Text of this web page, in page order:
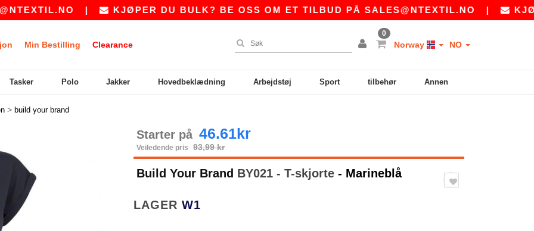
| KJØPER DU BULK? BE OSS OM ET TILBUD PÅSALES@NTEXTIL.NO| KJØPER DU
Min Bestilling Clearance
0
Norway NO
Tasker Polo Jakker Hovedbeklædning Arbejdstøj Sport tilbehør Annen
> build your brand
Starter på 46.61kr
Veiledende pris 93,99 kr
Build Your Brand BY021 - T-skjorte - Marineblå
LAGER W1